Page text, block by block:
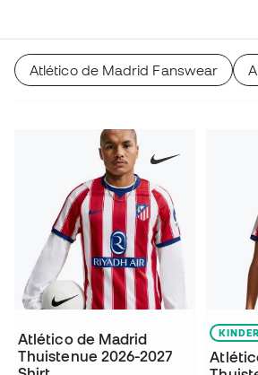
Atlético de Madrid Fanswear
Atlético de Madrid
Thuistenue 2026-2027